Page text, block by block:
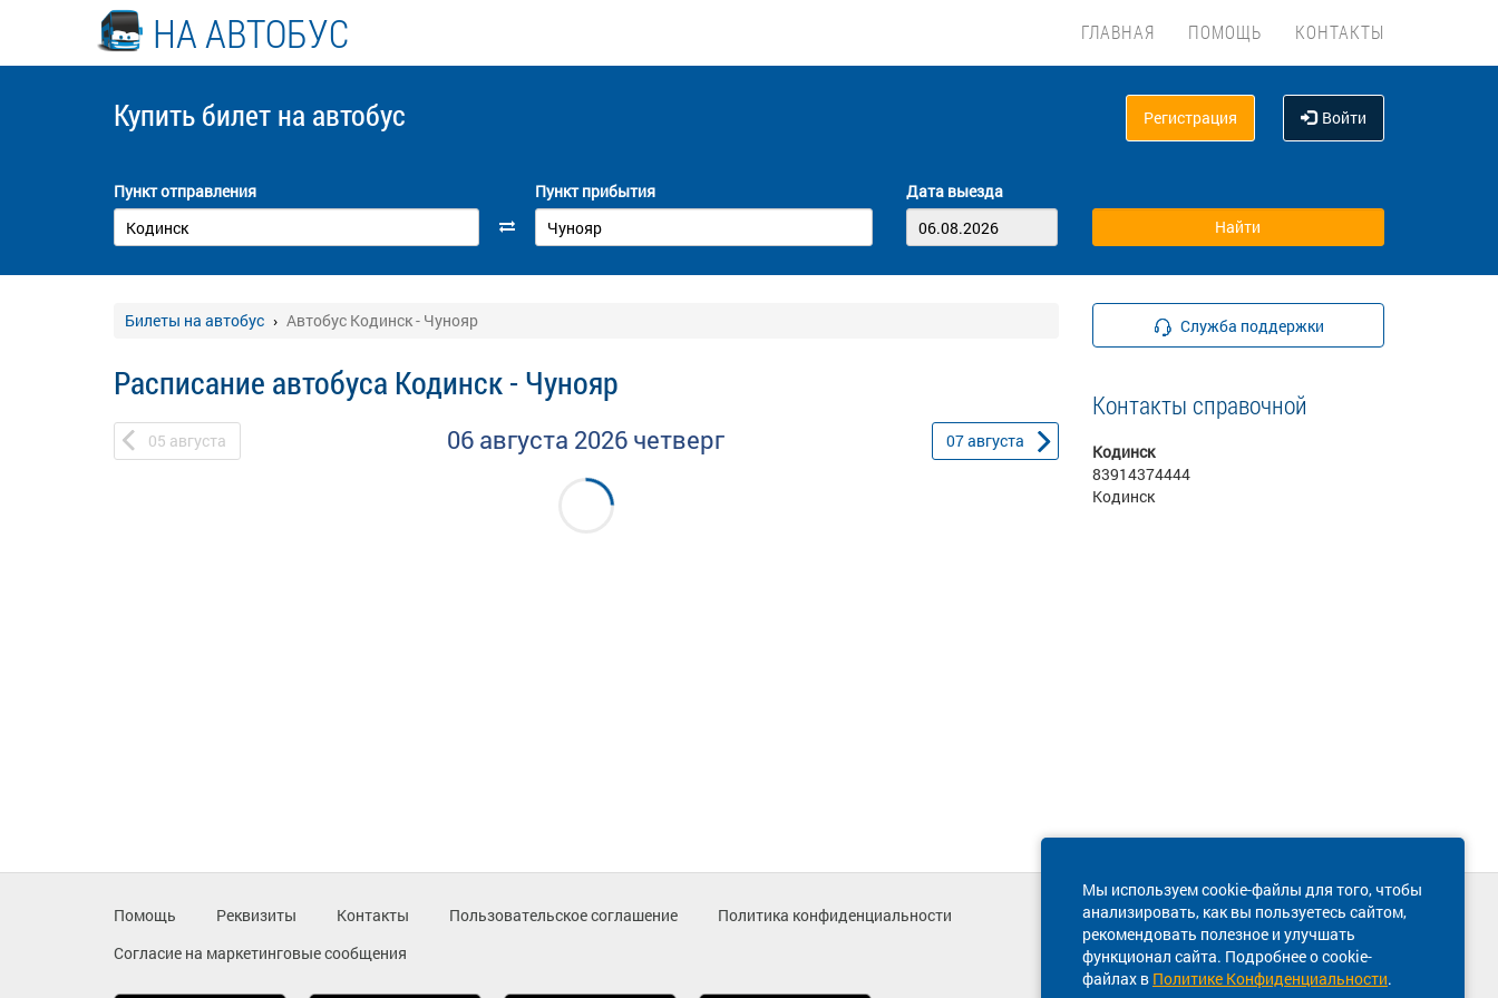
НА АВТОБУС ГЛАВНАЯ ПОМОЩЬ КОНТАКТЫ
Купить билет на автобус Регистрация Войти
Пункт отправления Пункт прибытия Дата выезда
Билеты на автобус Автобус Кодинск - Чунояр
Расписание автобуса Кодинск - Чунояр
05 августа 06 августа 2026 четверг 07августа
Служба поддержки
Контакты справочной
Кодинск
83914374444
Кодинск
Мы используем cookie-файлы для того, чтобы
анализировать, как вы пользуетесь сайтом,
рекомендовать полезное и улучшать
функционал сайта. Подробнее о cookie-
файлах в Политике Конфиденциальности.
Помощь Реквизиты Контакты Пользовательское соглашение
Политика конфиденциальности
Согласие на маркетинговые сообщения
Техническая поддержка сайта
8 800 600-03-38